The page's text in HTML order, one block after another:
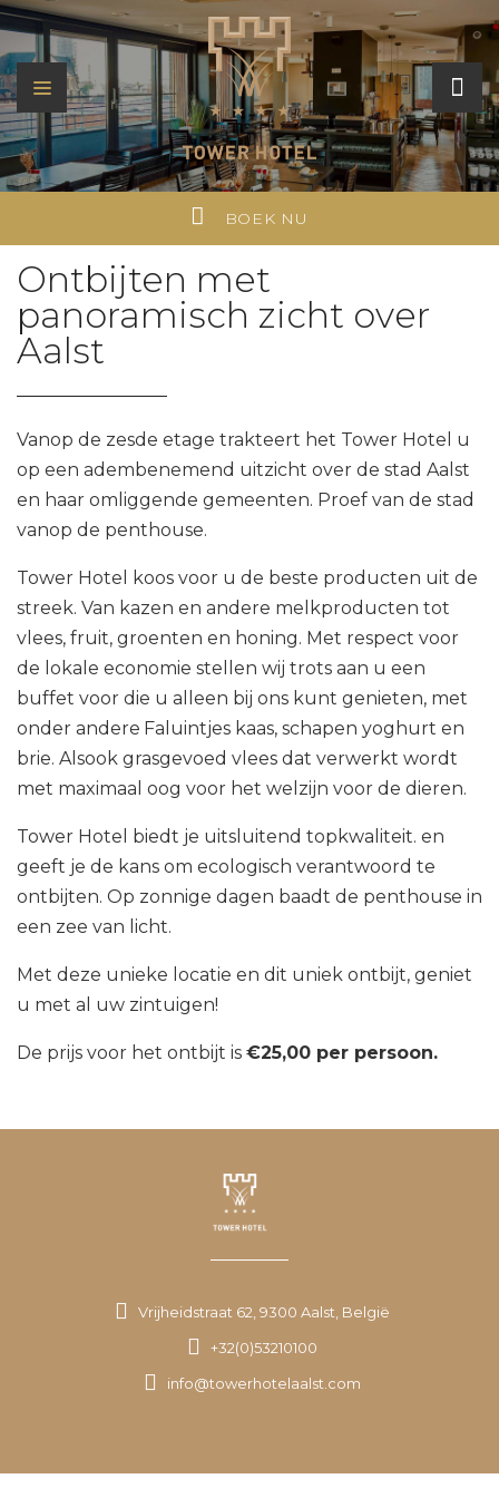
BOEK NU
Ontbijten met
panoramisch zicht over
Aalst
Vanop de zesde etage trakteert het Tower Hotel u
op een adembenemend uitzicht over de stad Aalst
en haar omliggende gemeenten. Proef van de stad
vanop de penthouse.
Tower Hotel koos voor u de beste producten uit de
streek. Van kazen en andere melkproducten tot
vlees, fruit, groenten en honing. Met respect voor
de lokale economie stellen wij trots aan u een
buffet voor die u alleen bij ons kunt genieten, met
onder andere Faluintjes kaas, schapen yoghurt en
brie. Alsook grasgevoed vlees dat verwerkt wordt
met maximaal oog voor het welzijn voor de dieren.
Tower Hotel biedt je uitsluitend topkwaliteit. en
geeft je de kans om ecologisch verantwoord te
ontbijten. Op zonnige dagen baadt de penthouse in
een zee van licht.
Met deze unieke locatie en dit uniek ontbijt, geniet
u met al uw zintuigen!
De prijs voor het ontbijt is €25,00 per persoon.
Vrijheidstraat 62, 9300 Aalst, België
+32(0)53210100
info@towerhotelaalst.com